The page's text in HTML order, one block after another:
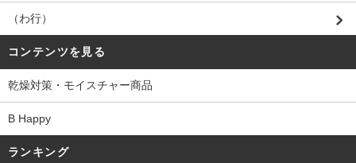
（わ行）
コンテンツを見る
乾燥対策・モイスチャー商品
B Happy
ランキング